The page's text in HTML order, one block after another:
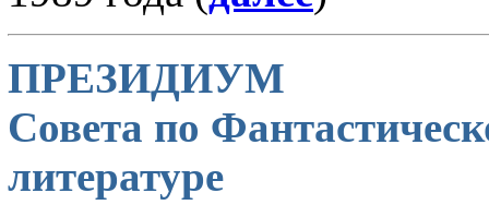
ПРЕЗИДИУМ
Совета по
литературе